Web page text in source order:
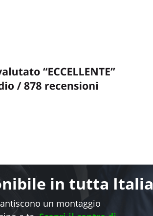
in tutta Italia
un montaggio